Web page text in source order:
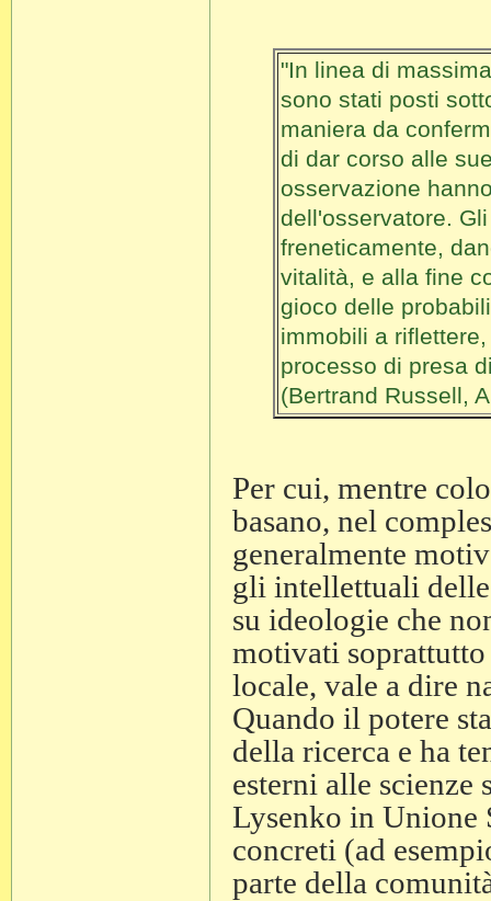
"In linea di
sono stati posti
maniera da
di dar corso alle
osservazione
dell'osservatore.
freneticamente,
vitalità, e alla fine
gioco delle
immobili a
processo di presa
(Bertrand Russell,
Per cui, mentre
basano, nel
generalmente
gli intellettuali
su ideologie che
motivati soprattutto
locale, vale a dire
Quando il potere
della ricerca e ha
esterni alle scienze
Lysenko in Unione
concreti (ad
parte della